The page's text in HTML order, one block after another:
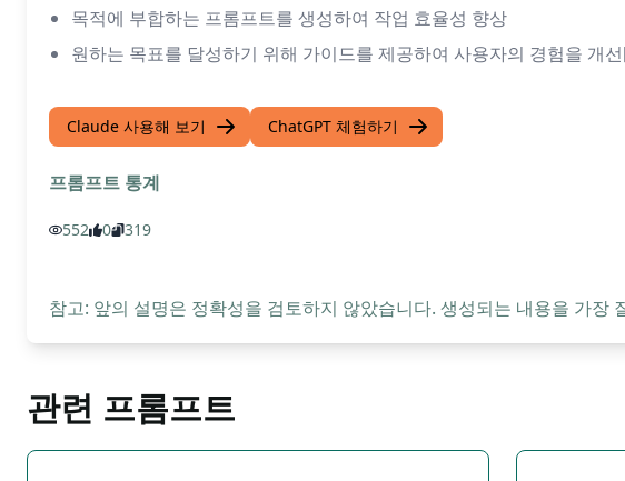
목적에 부합하는 프롬프트를 생성하여 작업 효율성 향상
원하는 목표를 달성하기 위해 가이드를 제공하여 사용자의 경험을 개선
Claude 사용해 보기 ChatGPT 체험하기
프롬프트 통계
552 0 319
참고: 앞의 설명은 정확성을 검토하지 않았습니다. 생성되는 내용을 가
관련 프롬프트